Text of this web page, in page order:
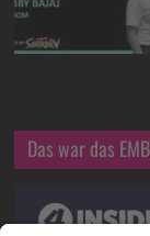
Das war das